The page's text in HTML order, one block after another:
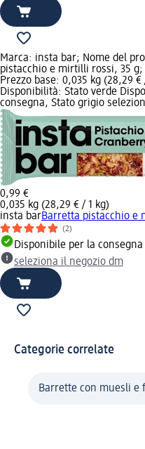
Marca: insta bar; Nome del
pistacchio e mirtilli rossi, 35 g;
Prezzo base: 0,035 kg (28,29 €
Disponibilità: Stato verde
consegna, Stato grigio
0,99 €
0,035 kg (28,29 € / 1 kg)
insta barBarretta pistacchio e
(2)
Disponibile per la consegna
seleziona il negozio dm
Categorie correlate
Barrette con muesli e